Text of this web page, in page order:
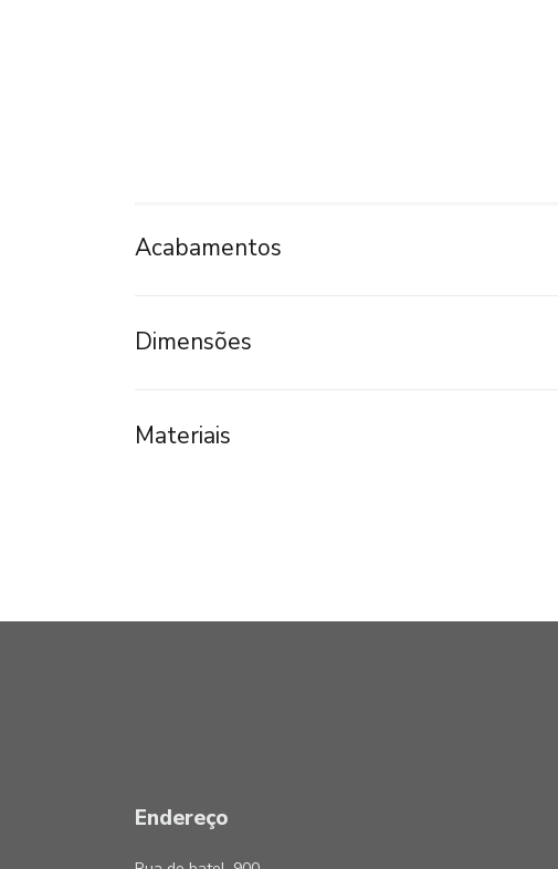
Acabamentos
Dimensões
Materiais
Endereço